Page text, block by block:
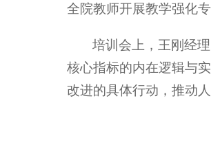
全院教师开展教学强化专
培训会上，王刚经
核心指标的内在逻辑与
改进的具体行动，推动